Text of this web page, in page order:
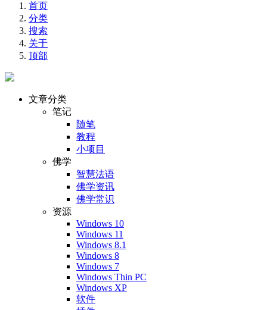
首页
分类
搜索
关于
顶部
文章分类
笔记
随笔
教程
小项目
佛学
智慧法语
佛学资讯
佛学常识
资源
Windows 10
Windows 11
Windows 8.1
Windows 8
Windows 7
Windows Thin PC
Windows XP
软件